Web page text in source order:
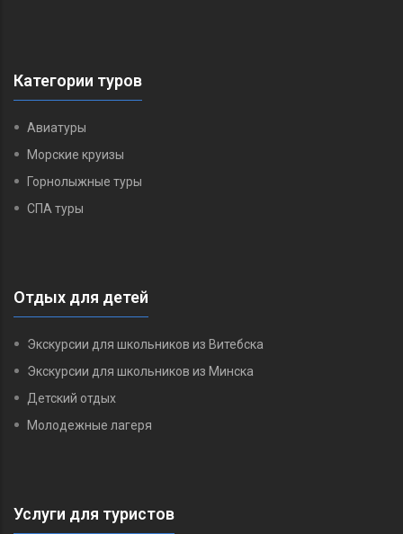
Категории туров
Авиатуры
Морские круизы
Горнолыжные туры
СПА туры
Отдых для детей
Экскурсии для школьников из Витебска
Экскурсии для школьников из Минска
Детский отдых
Молодежные лагеря
Услуги для туристов